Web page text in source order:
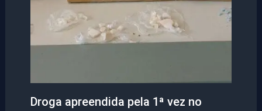
Droga apreendida pela 1ª vez no